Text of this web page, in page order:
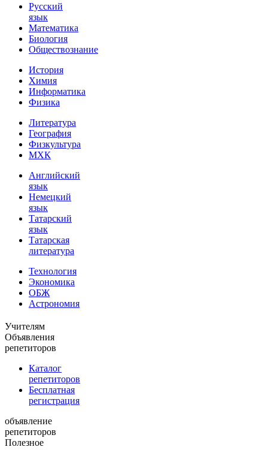
Русский
язык
Математика
Биология
Обществознание
История
Химия
Информатика
Физика
Литература
География
Физкультура
МХК
Английский
язык
Немецкий
язык
Татарский
язык
Татарская
литература
Технология
Экономика
ОБЖ
Астрономия
Учителям
Объявления
репетиторов
Каталог
репетиторов
Бесплатная
регистрация
объявление
репетиторов
Полезное